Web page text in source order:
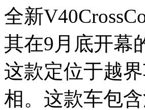
全新
其在9月底开幕
这款定位于越
相。这款车包